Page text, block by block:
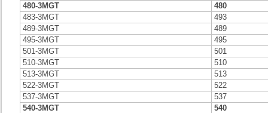
480-3MGT
480
483-3MGT
493
489-3MGT
489
495-3MGT
495
501-3MGT
501
510-3MGT
510
513-3MGT
513
522-3MGT
522
537-3MGT
537
540-3MGT
540